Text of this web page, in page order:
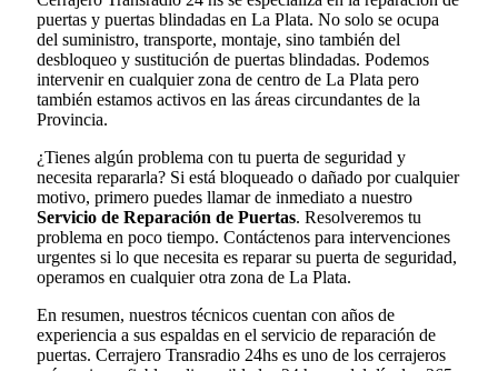
puertas y puertas blindadas en La Plata. No solo se ocupa
del suministro, transporte, montaje, sino también del
desbloqueo y sustitución de puertas blindadas. Podemos
intervenir en cualquier zona de centro de La Plata pero
también estamos activos en las áreas circundantes de la
Provincia.
¿Tienes algún problema con tu puerta de seguridad y
necesita repararla? Si está bloqueado o dañado por cualquier
motivo, primero puedes llamar de inmediato a nuestro
Servicio de Reparación de Puertas. Resolveremos tu
problema en poco tiempo. Contáctenos para intervenciones
urgentes si lo que necesita es reparar su puerta de seguridad,
operamos en cualquier otra zona de La Plata.
En resumen, nuestros técnicos cuentan con años de
experiencia a sus espaldas en el servicio de reparación de
puertas. Cerrajero Transradio 24hs es uno de los cerrajeros